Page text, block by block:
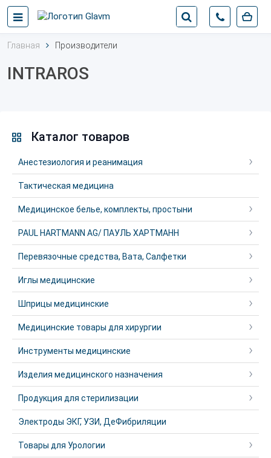
Главная Производители
INTRAROS
Каталог товаров
Анестезиология и реанимация
Тактическая медицина
Медицинское белье, комплекты, простыни
PAUL HARTMANN AG/ ПАУЛЬ ХАРТМАНН
Перевязочные средства, Вата, Салфетки
Иглы медицинские
Шприцы медицинские
Медицинские товары для хирургии
Инструменты медицинские
Изделия медицинского назначения
Продукция для стерилизации
Электроды ЭКГ, УЗИ, ДеФибриляции
Товары для Урологии